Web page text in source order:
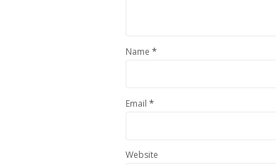
Name *
Email *
Website